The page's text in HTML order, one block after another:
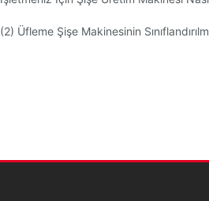
(2) Üfleme Şişe Makinesinin